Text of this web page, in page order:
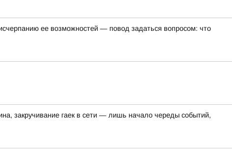
ее возможностей — повод задаться вопросом: что
закручивание гаек в сети — лишь начало череды событий,